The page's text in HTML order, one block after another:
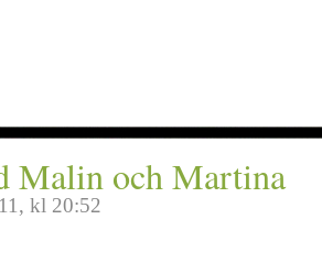
Malin och Martina
kl 20:52